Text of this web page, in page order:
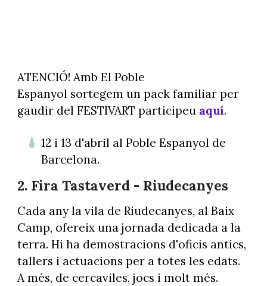
ATENCIÓ! Amb El Poble
Espanyol sortegem un pack familiar per
gaudir del FESTIVART participeu aquí.
12 i 13 d'abril al Poble Espanyol de
Barcelona.
2. Fira Tastaverd - Riudecanyes
Cada any la vila de Riudecanyes, al Baix
Camp, ofereix una jornada dedicada a la
terra. Hi ha demostracions d'oficis antics,
tallers i actuacions per a totes les edats.
A més, de cercaviles, jocs i molt més.